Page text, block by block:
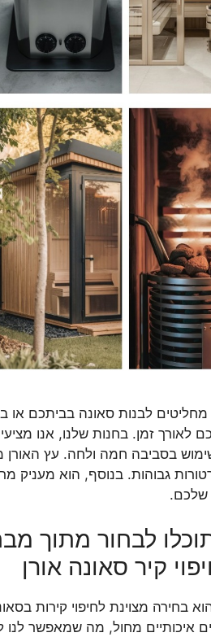
לבנות סאונה בביתכם או
לאורך זמן. בחנות שלנו, אנו
בסביבה חמה ולחה. עץ האורן
גבוהות. בנוסף, הוא
שלכם.
לבחור מתוך
קיר סאונה אורן
בחירה מצוינת לחיפוי קירות
איכותיים מחול, מה שמאפשר לנו